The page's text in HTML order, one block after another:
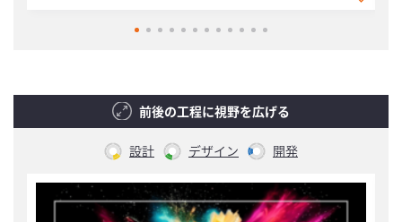
前後の工程に視野を広げる
設計 デザイン 開発